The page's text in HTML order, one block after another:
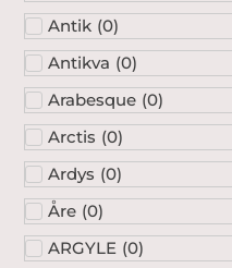
Antik (0)
Antikva (0)
Arabesque (0)
Arctis (0)
Ardys (0)
Åre (0)
ARGYLE (0)